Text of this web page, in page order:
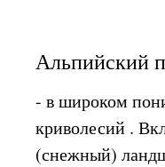
Альпийский
- в широком
криволесий .
(снежный)